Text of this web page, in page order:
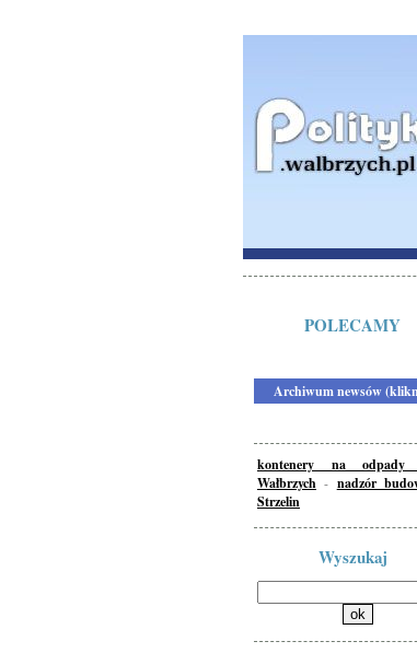
POLECAMY
Archiwum newsów
kontenery na odpady
Wałbrzych - nadzór
Strzelin
Wyszukaj